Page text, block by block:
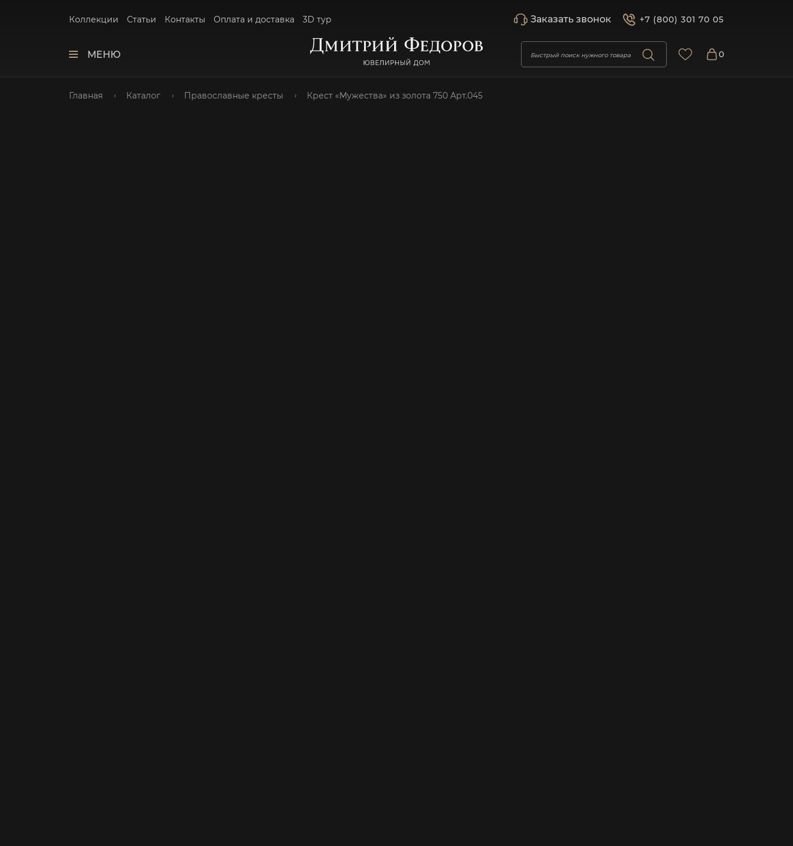
Коллекции Статьи Контакты Оплата и доставка 3D тур Заказать звонок +7 (800) 301 70 05
МЕНЮ 0
Главная Каталог Православные кресты Крест «Мужества» из золота 750 Арт.045